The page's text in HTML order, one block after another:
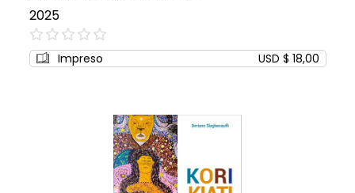
2025
0%
Impreso USD $ 18,00